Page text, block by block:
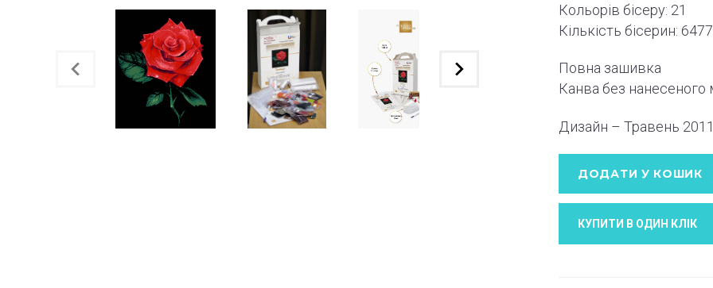
Кольорів бісеру: 21
Кількість бісерин:
Повна зашивка
Канва без
Дизайн – Травень 2011
ДОДАТИ У КОШИК
КУПИТИ В ОДИН КЛIК